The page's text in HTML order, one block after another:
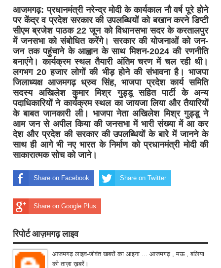
आजमगढ़: प्रधानमंत्री नरेन्द्र मोदी के कार्यकाल नौ वर्ष पूरे होने
पर केंद्र व प्रदेश सरकार की उपलब्धियों को बखान करने डिप्टी
सीएम ब्रजेश पाठक 22 जून को विधानसभा सदर के करतालपुर
में जनसभा को संबोधित करेंगे। सरकार की योजनाओं को जन-
जन तक पहुंचाने के आह्वान के साथ मिशन-2024 की रणनीति
बनाएंगे। कार्यक्रम स्थल तैयारी अंतिम चरण में चल रही थी।
लगभग 20 हजार लोगों की भीड़ होने की संभावना है। भाजपा
जिलाध्यक्ष आजमगढ़ ध्रुव सिंह, भाजपा प्रदेश कार्य समिति
सदस्य अखिलेश कुमार मिश्र गुड्डू सहित पार्टी के अन्य
पदाधिकारियों ने कार्यक्रम स्थल का जायजा लिया और तैयारियों
के बाबत जानकारी ली। भाजपा नेता अखिलेश मिश्र गुड्डू ने
आम जन से अपील किया की जनसभा में भारी संख्या में आ कर
देश और प्रदेश की सरकार की उपलब्धियों के बारे में जानने के
साथ ही आगे भी नए भारत के निर्माण को प्रधानमंत्री मोदी की
साकारात्मक सोच को जाने।
Share on Facebook Share on Twitter
Share on Google Plus
रिपोर्ट आज़मगढ़ लाइव
आजमगढ़ लाइव-जीवंत खबरों का आइना ... आजमगढ़ , मऊ , बलिया
की ताज़ा ख़बरें।